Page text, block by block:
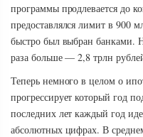
программы продлевается до
предоставлялся лимит в 900
быстро был выбран банками.
раза больше — 2,8 трлн
Теперь немного в целом о
прогрессирует который год
последних лет каждый год
абсолютных цифрах. В